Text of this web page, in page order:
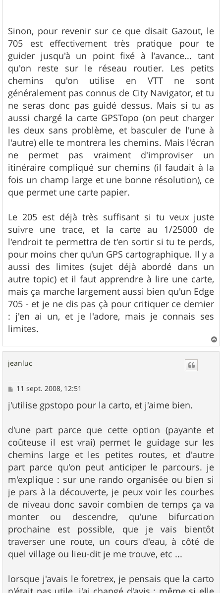
Sinon, pour revenir sur ce que disait Gazout, le
705 est effectivement très pratique pour te
guider jusqu'à un point fixé à l'avance... tant
qu'on reste sur le réseau routier. Les petits
chemins qu'on utilise en VTT ne sont
généralement pas connus de City Navigator, et tu
ne seras donc pas guidé dessus. Mais si tu as
aussi chargé la carte GPSTopo (on peut charger
les deux sans problème, et basculer de l'une à
l'autre) elle te montrera les chemins. Mais l'écran
ne permet pas vraiment d'improviser un
itinéraire compliqué sur chemins (il faudait à la
fois un champ large et une bonne résolution), ce
que permet une carte papier.
Le 205 est déjà très suffisant si tu veux juste
suivre une trace, et la carte au 1/25000 de
l'endroit te permettra de t'en sortir si tu te perds,
pour moins cher qu'un GPS cartographique. Il y a
aussi des limites (sujet déjà abordé dans un
autre topic) et il faut apprendre à lire une carte,
mais ça marche largement aussi bien qu'un Edge
705 - et je ne dis pas çà pour critiquer ce dernier
: j'en ai un, et je l'adore, mais je connais ses
limites.
a
jeanluc
M
s
s
g
e
11 sept. 2008, 12:51
j'utilise gpstopo pour la carto, et j'aime bien.
d'une part parce que cette option (payante et
coûteuse il est vrai) permet le guidage sur les
chemins large et les petites routes, et d'autre
part parce qu'on peut anticiper le parcours. je
m'explique : sur une rando organisée ou bien si
je pars à la découverte, je peux voir les courbes
de niveau donc savoir combien de temps ça va
monter ou descendre, qu'une bifurcation
prochaine est possible, que je vais bientôt
traverser une route, un cours d'eau, à côté de
quel village ou lieu-dit je me trouve, etc ...
lorsque j'avais le foretrex, je pensais que la carto